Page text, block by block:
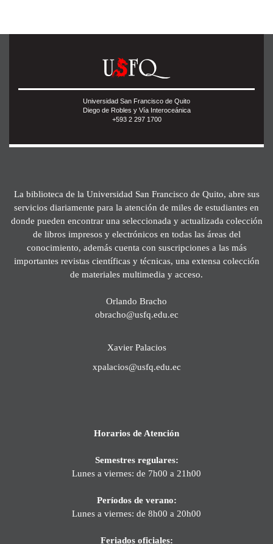
Universidad San Francisco de Quito
Diego de Robles y Vía Interoceánica
+593 2 297 1700
La biblioteca de la Universidad San Francisco de Quito, abre sus
servicios diariamente para la atención de miles de estudiantes en
donde pueden encontrar una seleccionada y actualizada colección
de libros impresos y electrónicos en todas las áreas del
conocimiento, además cuenta con suscripciones a las más
importantes revistas científicas y técnicas, una extensa colección
de materiales multimedia y acceso.
Orlando Bracho
obracho@usfq.edu.ec
Xavier Palacios
xpalacios@usfq.edu.ec
Horarios de Atención
Semestres regulares:
Lunes a viernes: de 7h00 a 21h00
Períodos de verano:
Lunes a viernes: de 8h00 a 20h00
Feriados oficiales: